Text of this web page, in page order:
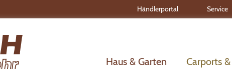
Händlerportal Service
Haus & Garten Carports